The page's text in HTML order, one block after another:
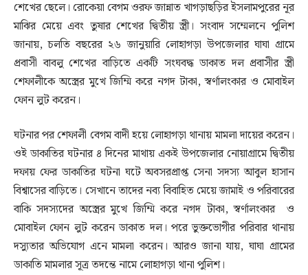
শেখের ছেলে। রোকেয়া বেগম ওরফ জান্নাত খাগড়াছড়ির ইসলামপুরের নূর
মাঝির মেয়ে এবং তুষার শেখের দ্বিতীয় স্ত্রী। সংবাদ সম্মেলনে পুলিশ
জানায়, চলতি বছরের ২৬ জানুয়ারি লোহাগড়া উপজেলার ঘাঘা গ্রামে
প্রবাসী বাবলু শেখের বাড়িতে একটি সংঘবদ্ধ ডাকাত দল প্রবাসীর স্ত্রী
শেফালীকে অস্ত্রের মুখে জিম্মি করে নগদ টাকা, স্বর্ণালংকার ও মোবাইল
ফোন লুট করেন।
ঘটনার পর শেফালী বেগম বাদী হয়ে লোহাগড়া থানায় মামলা দায়ের করেন।
ওই ডাকাতির ঘটনার ৪ দিনের মাথায় একই উপজেলার নোয়াগ্রামে দ্বিতীয়
দফায় ফের ডাকাতির ঘটনা ঘটে অবসরপ্রাপ্ত সেনা সদস্য আবুল হাসান
বিশ্বাসের বাড়িতে। সেখানে তাদের নব্য বিবাহিত মেয়ে জামাই ও পরিবারের
বাকি সদস্যদের অস্ত্রের মুখে জিম্মি করে নগদ টাকা, স্বর্ণালংকার ও
মোবাইল ফোন লুট করেন ডাকাত দল। পরে ভুক্তভোগীর পরিবার থানায়
দস্যুতার অভিযোগ এনে মামলা করেন। আরও জানা যায়, ঘাঘা গ্রামের
ডাকাতি মামলার সূত্র তদন্তে নামে লোহাগড়া থানা পুলিশ।